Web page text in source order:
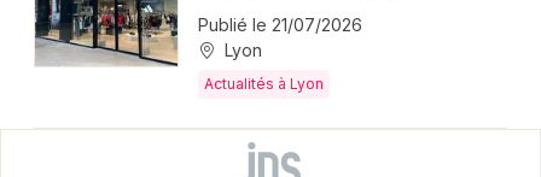
Publié le 21/07/2026
Lyon
Actualités à Lyon